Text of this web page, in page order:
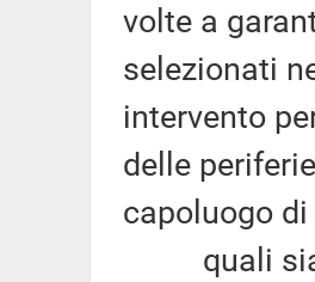
volte a
selezionati
intervento
delle
capoluogo
quali